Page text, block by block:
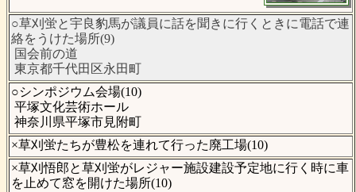
○草刈蛍と宇良豹馬が議員に話を聞きに行くときに電話で連
絡をうけた場所(9)
国会前の道
東京都千代田区永田町
○シンポジウム会場(10)
平塚文化芸術ホール
神奈川県平塚市見附町
×草刈蛍たちが豊松を連れて行った廃工場(10)
×草刈悟郎と草刈蛍がレジャー施設建設予定地に行く時に車
を止めて窓を開けた場所(10)